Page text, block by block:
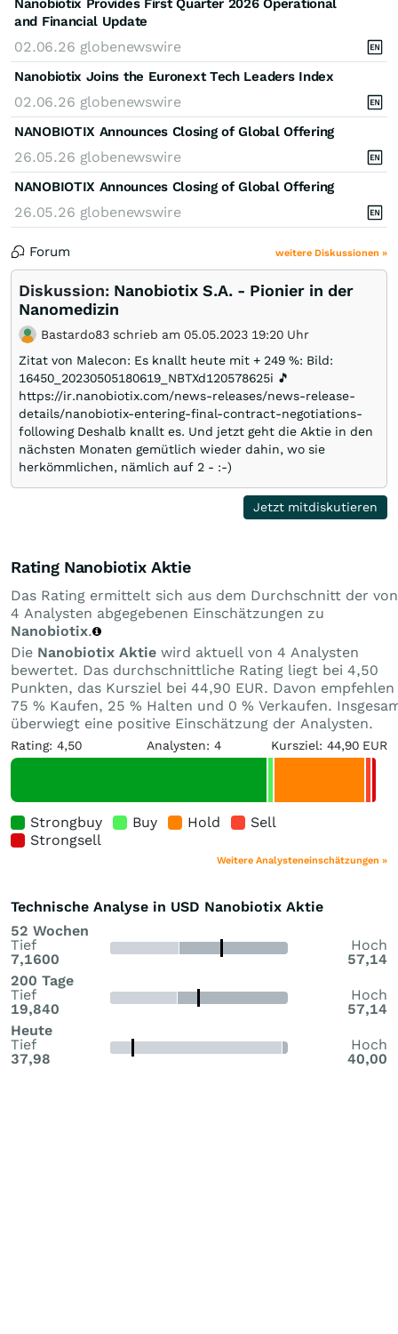
Nanobiotix Provides First Quarter 2026 Operational
and Financial Update
02.06.26 globenewswire
Nanobiotix Joins the Euronext Tech Leaders Index
02.06.26 globenewswire
NANOBIOTIX Announces Closing of Global Offering
26.05.26 globenewswire
NANOBIOTIX Announces Closing of Global Offering
26.05.26 globenewswire
Forum weitere Diskussionen »
Diskussion: Nanobiotix S.A. - Pionier in der
Nanomedizin
Bastardo83 schrieb am 05.05.2023 19:20 Uhr
Zitat von Malecon: Es knallt heute mit + 249 %: Bild:
16450_20230505180619_NBTXd120578625i 🎵
https://ir.nanobiotix.com/news-releases/news-release-
details/nanobiotix-entering-final-contract-negotiations-
following Deshalb knallt es. Und jetzt geht die Aktie in den
nächsten Monaten gemütlich wieder dahin, wo sie
herkömmlichen, nämlich auf 2 - :-)
Jetzt mitdiskutieren
Rating Nanobiotix Aktie
Das Rating ermittelt sich aus dem Durchschnitt der von
4 Analysten abgegebenen Einschätzungen zu
Nanobiotix.
Die Nanobiotix Aktie wird aktuell von 4 Analysten
bewertet. Das durchschnittliche Rating liegt bei 4,50
Punkten, das Kursziel bei 44,90 EUR. Davon empfehlen
75 % Kaufen, 25 % Halten und 0 % Verkaufen.
überwiegt eine positive Einschätzung der Analysten.
Rating: 4,50 Analysten: 4 Kursziel: 44,90 EUR
Strongbuy Buy Hold
Sell
Strongsell
Weitere Analysteneinschätzungen »
Technische Analyse in USD Nanobiotix Aktie
52 Wochen
Tief
7,1600
Hoch
57,14
200 Tage
Tief
19,840
Hoch
57,14
Heute
Tief
37,98
Hoch
40,00